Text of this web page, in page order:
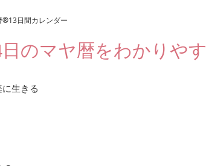
®13日間カレンダー
日のマヤ暦をわかりや
生きる